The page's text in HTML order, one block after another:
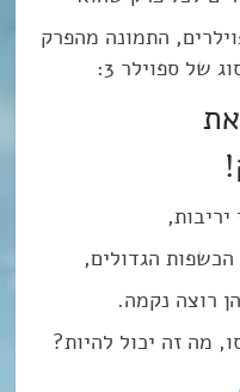
התמונה מהפרק
של ספוילר 3:
הגדולים,
רוצה נקמה.
מה זה יכול להיות?